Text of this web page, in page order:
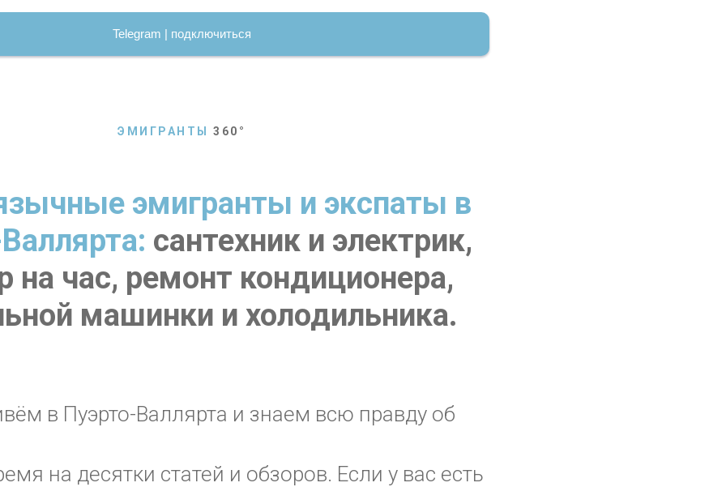
Telegram | подключиться
ЭМИГРАНТЫ 360 °
эмигранты и экспаты в
сантехник и электрик,
на час, ремонт кондиционера,
машинки и холодильника.
в Пуэрто-Валлярта и знаем всю правду об
на десятки статей и обзоров. Если у вас есть